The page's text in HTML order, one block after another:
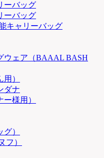
ーバッグ
ーバッグ
キャリーバッグ
ウェア（BAAAL BASH
）
ダナ
様用）
）
フ）